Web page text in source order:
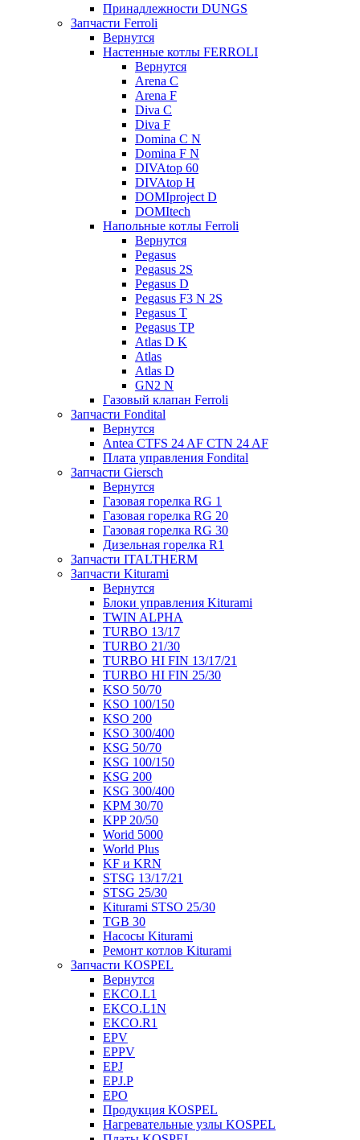
Принадлежности DUNGS
Запчасти Ferroli
Вернутся
Настенные котлы FERROLI
Вернутся
Arena C
Arena F
Diva C
Diva F
Domina C N
Domina F N
DIVAtop 60
DIVAtop H
DOMIproject D
DOMItech
Напольные котлы Ferroli
Вернутся
Pegasus
Pegasus 2S
Pegasus D
Pegasus F3 N 2S
Pegasus T
Pegasus TP
Atlas D K
Atlas
Atlas D
GN2 N
Газовый клапан Ferroli
Запчасти Fondital
Вернутся
Antea CTFS 24 AF CTN 24 AF
Плата управления Fondital
Запчасти Giersch
Вернутся
Газовая горелка RG 1
Газовая горелка RG 20
Газовая горелка RG 30
Дизельная горелка R1
Запчасти ITALTHERM
Запчасти Kiturami
Вернутся
Блоки управления Kiturami
TWIN ALPHA
TURBO 13/17
TURBO 21/30
TURBO HI FIN 13/17/21
TURBO HI FIN 25/30
KSO 50/70
KSO 100/150
KSO 200
KSO 300/400
KSG 50/70
KSG 100/150
KSG 200
KSG 300/400
KPM 30/70
KPP 20/50
Worid 5000
World Plus
KF и KRN
STSG 13/17/21
STSG 25/30
Kiturami STSO 25/30
TGB 30
Насосы Kiturami
Ремонт котлов Kiturami
Запчасти KOSPEL
Вернутся
EKCO.L1
EKCO.L1N
EKCO.R1
EPV
EPPV
EPJ
EPJ.P
EPO
Продукция KOSPEL
Нагревательные узлы KOSPEL